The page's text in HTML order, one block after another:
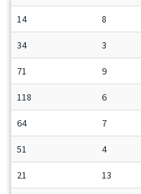
14 8
34 3
71 9
118 6
64 7
51 4
21 13